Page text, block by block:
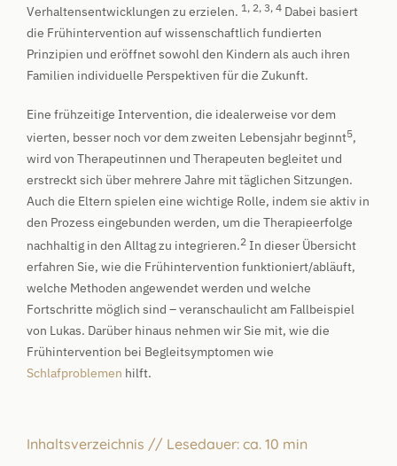
Verhaltensentwicklungen zu erzielen. 1, 2, 3, 4Dabei basiert
die Frühintervention auf wissenschaftlich fundierten
Prinzipien und eröffnet sowohl den Kindern als auch ihren
Familien individuelle Perspektiven für die Zukunft.
Eine frühzeitige Intervention, die idealerweise vor dem
vierten, besser noch vor dem zweiten Lebensjahr beginnt5,
wird von Therapeutinnen und Therapeuten begleitet und
erstreckt sich über mehrere Jahre mit täglichen Sitzungen.
Auch die Eltern spielen eine wichtige Rolle, indem sie aktiv in
den Prozess eingebunden werden, um die Therapieerfolge
nachhaltig in den Alltag zu integrieren.2In dieser Übersicht
erfahren Sie, wie die Frühintervention funktioniert/abläuft,
welche Methoden angewendet werden und welche
Fortschritte möglich sind – veranschaulicht am Fallbeispiel
von Lukas. Darüber hinaus nehmen wir Sie mit, wie die
Frühintervention bei Begleitsymptomen wie
Schlafproblemen hilft.
Inhaltsverzeichnis // Lesedauer: ca. 10 min